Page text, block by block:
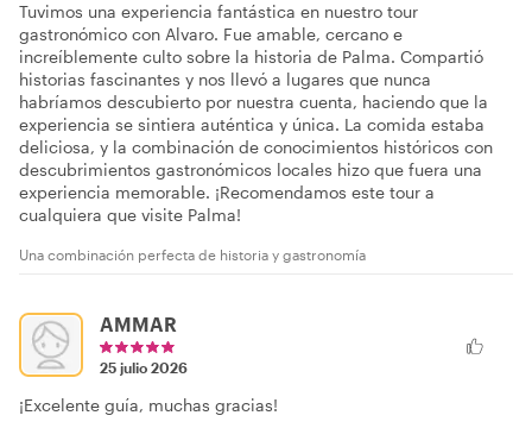
Tuvimos una experiencia fantástica en nuestro tour
gastronómico con Alvaro. Fue amable, cercano e
increíblemente culto sobre la historia de Palma. Compartió
historias fascinantes y nos llevó a lugares que nunca
habríamos descubierto por nuestra cuenta, haciendo que la
experiencia se sintiera auténtica y única. La comida estaba
deliciosa, y la combinación de conocimientos históricos con
descubrimientos gastronómicos locales hizo que fuera una
experiencia memorable. ¡Recomendamos este tour a
cualquiera que visite Palma!
Una combinación perfecta de historia y gastronomía
AMMAR
25 julio 2026
¡Excelente guía, muchas gracias!